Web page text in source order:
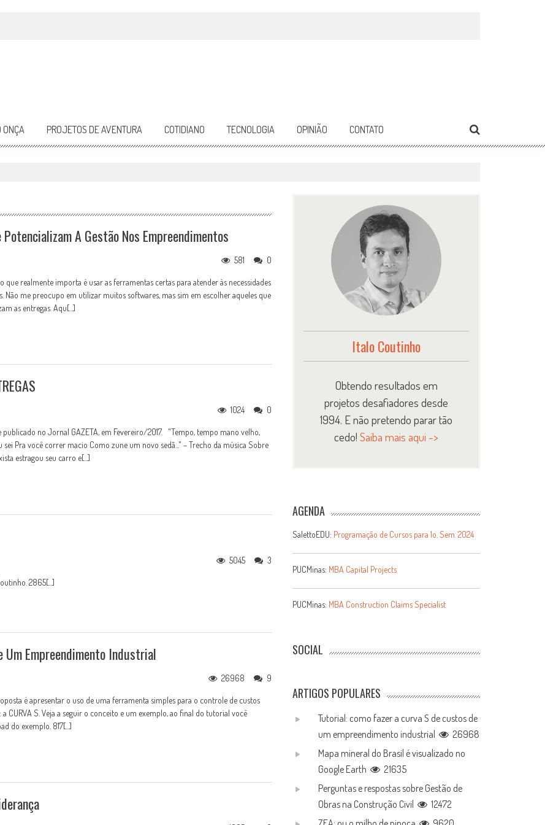
ONÇA PROJETOS DE AVENTURA COTIDIANO TECNOLOGIA OPINIÃO CONTATO
A Gestão Nos Empreendimentos
0
581
que realmente importa é usar as ferramentas certas para atender às necessidades
Não me preocupo em utilizar muitos softwares, mas sim em escolher aqueles que
as entregas. Aqu[...]
0
1024
no Jornal GAZETA, em Fevereiro/2017. "Tempo, tempo mano velho,
sei Pra você correr macio Como zune um novo sedã..." – Trecho da música Sobre
estragou seu carro e[...]
3
5045
2865[...]
Um Empreendimento Industrial
9
26968
é apresentar o uso de uma ferramenta simples para o controle de custos
CURVA S. Veja a seguir o conceito e um exemplo, ao final do tutorial você
do exemplo. 817[...]
Italo Coutinho
Obtendo resultados em
projetos desafiadores desde
1994. E não pretendo parar tão
cedo!Saiba mais aqui ->
AGENDA
SalettoEDU: Programação de Cursos para 1o. Sem. 2024
PUCMinas: MBA Capital Projects
PUCMinas: MBA Construction Claims Specialist
SOCIAL
ARTIGOS POPULARES
Tutorial: como fazer a curva S de custos de
um empreendimento industrial
26968
Mapa mineral do Brasil é visualizado no
Google Earth
21635
Perguntas e respostas sobre Gestão de
Obras na Construção Civil
12472